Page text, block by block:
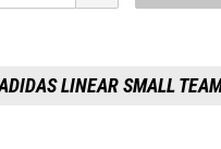
LINEAR SMALL